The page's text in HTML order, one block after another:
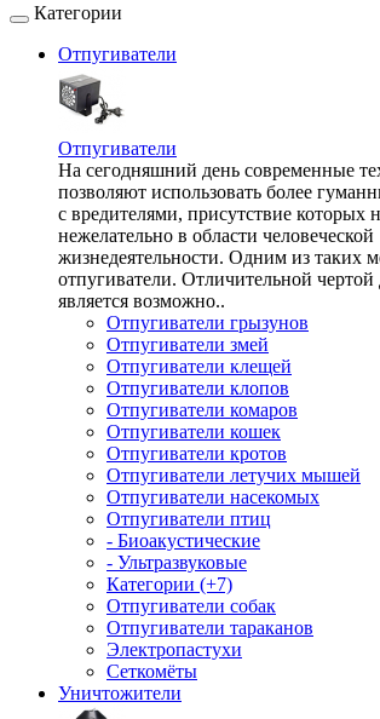
Категории
Отпугиватели
Отпугиватели
На сегодняшний день современные
позволяют использовать более
с вредителями, присутствие которых
нежелательно в области человеческой
жизнедеятельности. Одним из таких
отпугиватели. Отличительной чертой
является возможно..
Отпугиватели грызунов
Отпугиватели змей
Отпугиватели клещей
Отпугиватели клопов
Отпугиватели комаров
Отпугиватели кошек
Отпугиватели кротов
Отпугиватели летучих мышей
Отпугиватели насекомых
Отпугиватели птиц
- Биоакустические
- Ультразвуковые
Категории (+7)
Отпугиватели собак
Отпугиватели тараканов
Электропастухи
Сеткомёты
Уничтожители